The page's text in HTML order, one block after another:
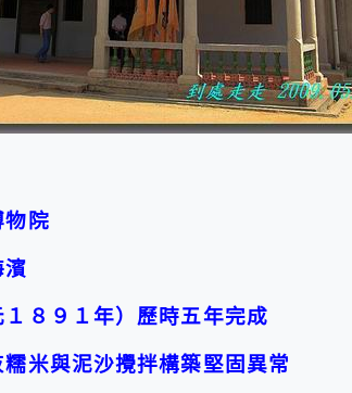
物院
濱
８９１年）歷時五年完成
米與泥沙攪拌構築堅固異常